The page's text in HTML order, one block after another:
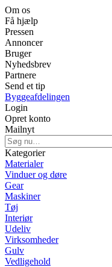
Om os
Få hjælp
Pressen
Annoncer
Bruger
Nyhedsbrev
Partnere
Send et tip
Byggeafdelingen
Login
Opret konto
Mailnyt
Kategorier
Materialer
Vinduer og døre
Gear
Maskiner
Tøj
Interiør
Udeliv
Virksomheder
Gulv
Vedligehold